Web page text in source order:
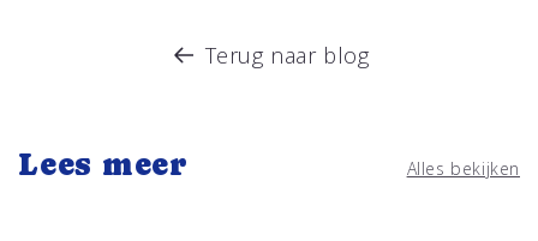
Terug naar blog
Lees meer Alles bekijken